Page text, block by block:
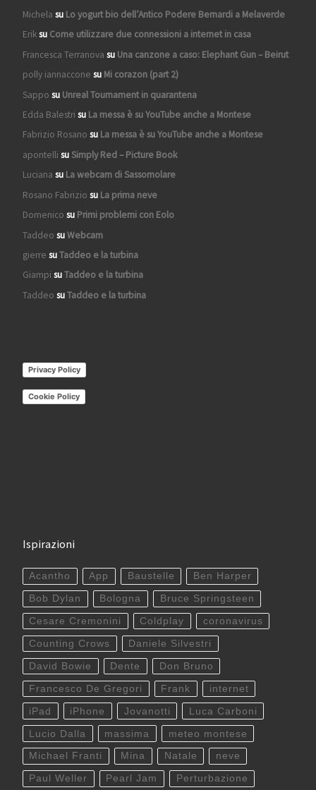
Michela su Lo yogurt bio dell’Antico Podere Bernardi a Melaverde
Eriksu Come utilizzare due connessioni a internet in casa
Francesca Terranova su Una canzone a caso: Elephant Gun – Beirut
polly iannaccone su Mi corazon (part 2)
Sappo su Unreal Tournament in quarantena
Edda Balestri su La messa è su YouTube anche a Montese
Fabrizio Rosano su La messa è su YouTube anche a Montese
apontelli suSimply Red – Picture Book
Luciana su La webcam di Sassomolare
Rosano Fabrizio su La prima neve
Domenico su Primi problemi con Eolo
Taddeo suWebcam
gierre suTaddeo e la turbina
Giampi suTaddeo e la turbina
Taddeo suTaddeo e la turbina
Privacy Policy
Cookie Policy
Ispirazioni
Acantho App Baustelle Ben Harper
Bob Dylan Bologna Bruce Springsteen
Cesare Cremonini Coldplay coronavirus
Counting Crows Daniele Silvestri
David Bowie Dente Don Bruno
Francesco De Gregori Frank internet
iPad iPhone Jovanotti Luca Carboni
Lucio Dalla massima meteo montese
Michael Franti Mina Natale neve
Paul Weller Pearl Jam Perturbazione